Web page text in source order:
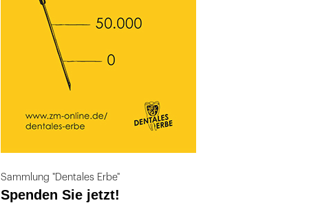
Sammlung "Dentales Erbe"
Spenden Sie jetzt!